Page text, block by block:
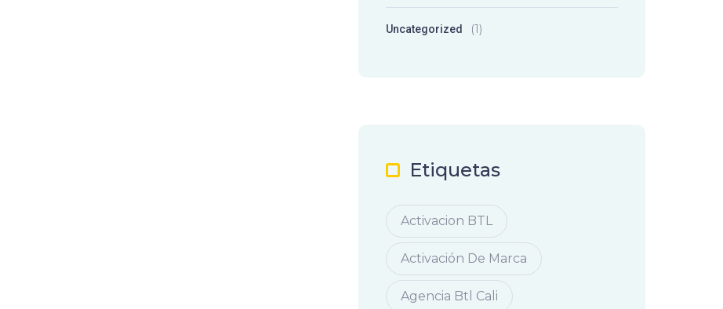
Uncategorized (1)
Etiquetas
Activacion BTL
Activación De Marca
Agencia Btl Cali